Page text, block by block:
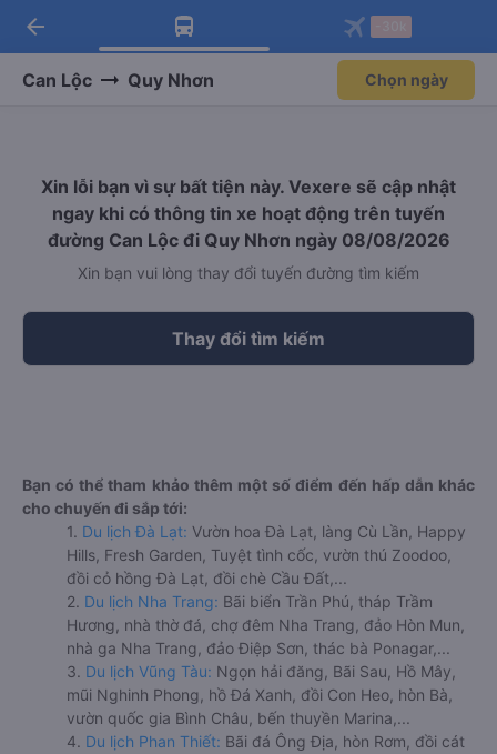
Tải app Vexere ngay!
Nhận ưu đãi thành viên độc
Mở app
Tải app Vexere
-30k/ghế khi đặt vé máy bay qua
Mở app
arrow_back
Can Lộc Quy Nhơn Chọn ngày
Xin lỗi bạn vì sự bất tiện này. Vexere sẽ cập nhật
ngay khi có thông tin xe hoạt động trên tuyến
đường Can Lộc đi Quy Nhơn ngày 08/08/2026
Xin bạn vui lòng thay đổi tuyến đường tìm kiếm
Thay đổi tìm kiếm
Bạn có thể tham khảo thêm một số điểm đến hấp dẫn khác
cho chuyến đi sắp tới:
1. Du lịch Đà Lạt: Vườn hoa Đà Lạt, làng Cù Lần, Happy
Hills, Fresh Garden, Tuyệt tình cốc, vườn thú Zoodoo,
đồi cỏ hồng Đà Lạt, đồi chè Cầu Đất,...
2. Du lịch Nha Trang: Bãi biển Trần Phú, tháp Trầm
Hương, nhà thờ đá, chợ đêm Nha Trang, đảo Hòn Mun,
nhà ga Nha Trang, đảo Điệp Sơn, thác bà Ponagar,...
3. Du lịch Vũng Tàu: Ngọn hải đăng, Bãi Sau, Hồ Mây,
mũi Nghinh Phong, hồ Đá Xanh, đồi Con Heo, hòn Bà,
vườn quốc gia Bình Châu, bến thuyền Marina,...
4. Du lịch Phan Thiết: Bãi đá Ông Địa, hòn Rơm, đồi cát